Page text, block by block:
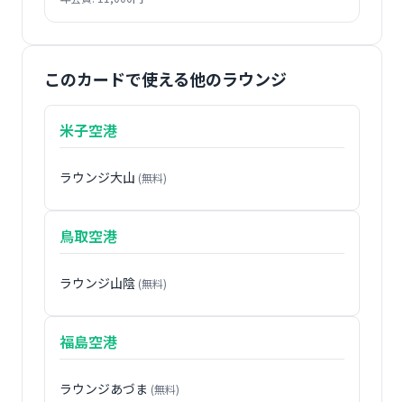
このカードで使える他のラウンジ
米子空港
ラウンジ大山 (無料)
鳥取空港
ラウンジ山陰 (無料)
福島空港
ラウンジあづま (無料)